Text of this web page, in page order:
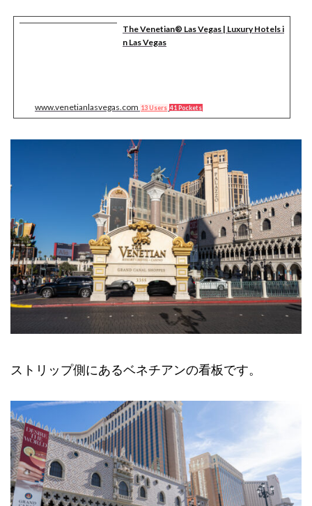
The Venetian® Las Vegas | Luxury Hotels i
n Las Vegas
www.venetianlasvegas.com 13 Users 41 Pockets
ストリップ側にあるベネチアンの看板です。